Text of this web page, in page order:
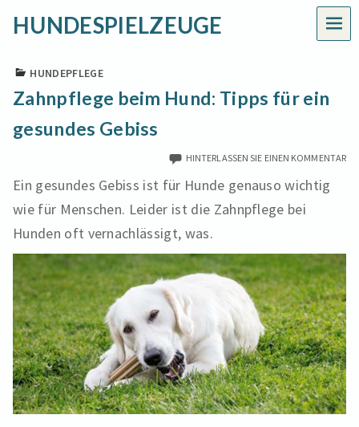
HUNDESPIELZEUGE
HUNDEPFLEGE
Zahnpflege beim Hund: Tipps für ein
gesundes Gebiss
HINTERLASSEN SIE EINEN KOMMENTAR
Ein gesundes Gebiss ist für Hunde genauso wichtig
wie für Menschen. Leider ist die Zahnpflege bei
Hunden oft vernachlässigt, was.